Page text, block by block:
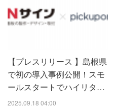
【プレスリリース 】島根県
で初の導入事例公開！スモ
ールスタートでハイリタ…
2025.09.18 04:00